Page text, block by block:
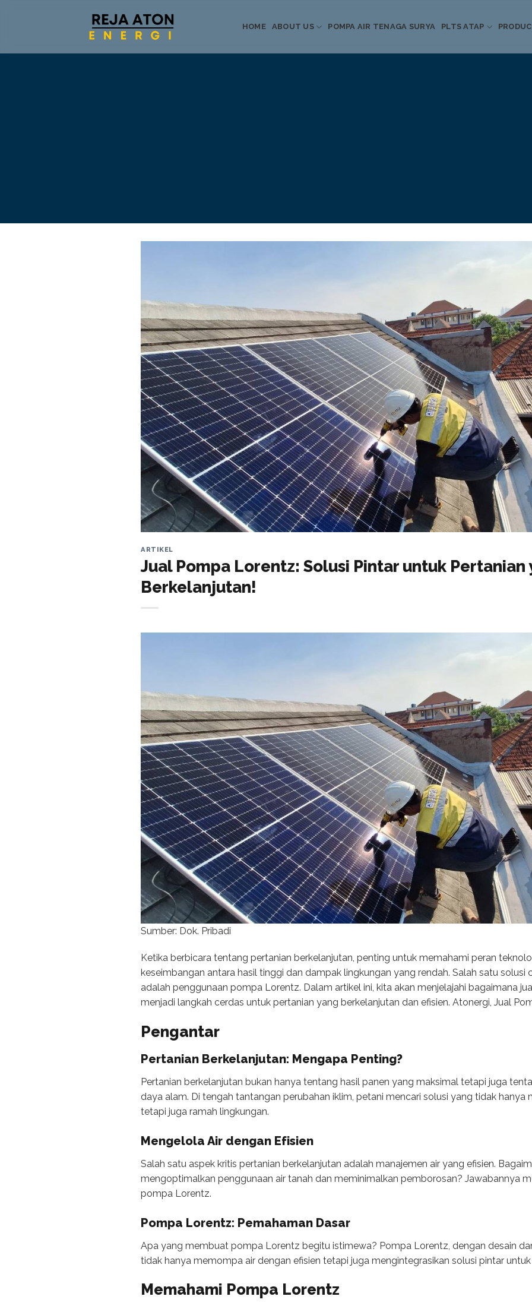
HOME ABOUT US POMPA AIR TENAGA SURYA PLTS ATAP
Informasi Terkini
ARTIKEL
Jual Pompa Lorentz: Solusi Pintar untuk Pertanian
Berkelanjutan!
Sumber: Dok. Pribadi
Ketika berbicara tentang pertanian berkelanjutan, penting untuk memahami peran
keseimbangan antara hasil tinggi dan dampak lingkungan yang rendah. Salah satu solusi
adalah penggunaan pompa Lorentz. Dalam artikel ini, kita akan menjelajahi bagaimana
menjadi langkah cerdas untuk pertanian yang berkelanjutan dan efisien. Atonergi, Jual
Pengantar
Pertanian Berkelanjutan: Mengapa Penting?
Pertanian berkelanjutan bukan hanya tentang hasil panen yang maksimal tetapi juga
daya alam. Di tengah tantangan perubahan iklim, petani mencari solusi yang tidak hanya
tetapi juga ramah lingkungan.
Mengelola Air dengan Efisien
Salah satu aspek kritis pertanian berkelanjutan adalah manajemen air yang efisien.
mengoptimalkan penggunaan air tanah dan meminimalkan pemborosan? Jawabannya
pompa Lorentz.
Pompa Lorentz: Pemahaman Dasar
Apa yang membuat pompa Lorentz begitu istimewa? Pompa Lorentz, dengan desain
tidak hanya memompa air dengan efisien tetapi juga mengintegrasikan solusi pintar
Memahami Pompa Lorentz